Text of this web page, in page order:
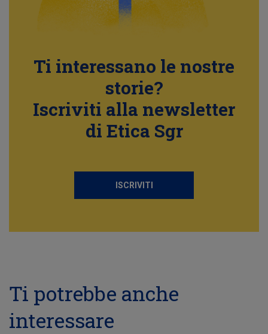
Ti interessano le nostre
storie?
Iscriviti alla newsletter
di Etica Sgr
ISCRIVITI
Ti potrebbe anche
interessare